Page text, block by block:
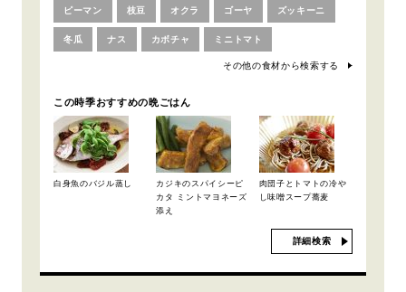
ピーマン 枝豆 オクラ ゴーヤ ズッキーニ
冬瓜 ナス カボチャ ミニトマト
その他の食材から検索する
この時季おすすめの晩ごはん
白身魚のバジル蒸し
カジキのスパイシーピ
カタ ミントマヨネーズ
添え
肉団子とトマトの冷や
し味噌スープ蕎麦
詳細検索